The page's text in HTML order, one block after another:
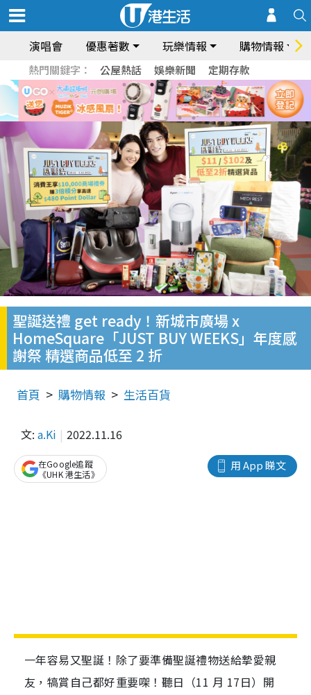
演唱會 優惠著數 玩樂情報 購物情報
熱門關鍵字： 公屋熱話 娛樂新聞 定期存款
聖誕送禮 get ready！新城市廣場 x
HomeSquare「JUST BUY WEEKS」年度感
謝祭 精選商品低至 2 折
首頁 購物情報 生活百貨
文: a.Ki 2022.11.16
用 App 睇文
在Google追蹤
《UHK 港生活》
一年容易又聖誕！除了要準備聖誕禮物送給摯愛親
友，犒賞自己都好重要㗎！聽日（11 月 17日）開